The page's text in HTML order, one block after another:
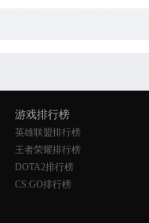
游戏排行榜
英雄联盟排行榜
王者荣耀排行榜
DOTA2排行榜
CS:GO排行榜